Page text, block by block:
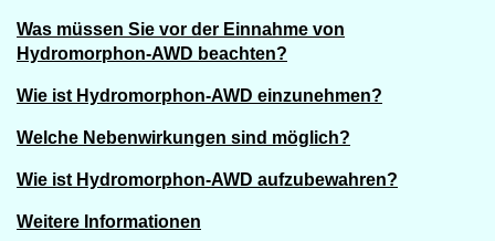
Was müssen Sie vor der Einnahme von
Hydromorphon-AWD beachten?
Wie ist Hydromorphon-AWD einzunehmen?
Welche Nebenwirkungen sind möglich?
Wie ist Hydromorphon-AWD aufzubewahren?
Weitere Informationen